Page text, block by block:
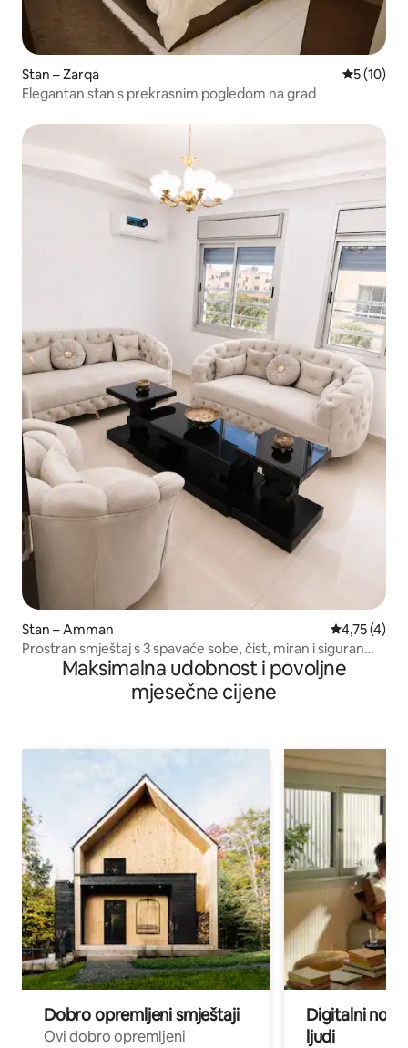
Stan – Zarqa Prosječna
5 (10)
Elegantan stan s prekrasnim pogledom na grad
Stan – Amman Prosječna
4,75 (4)
Prostran smještaj s 3 spavaće sobe, čist, miran i siguran
Udoban smještaj za obitelj
Maksimalna udobnost i povoljne
mjesečne cijene
Dobro opremljeni smještaji
Ovi dobro opremljeni
Digitalni
ljudi